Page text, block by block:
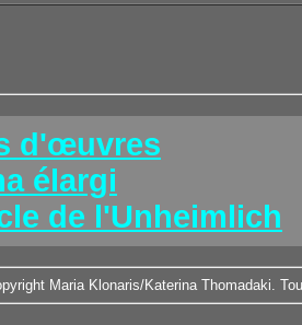
d'œuvres
élargi
de l'Unheimlich
Maria Klonaris/Katerina Thomadaki.